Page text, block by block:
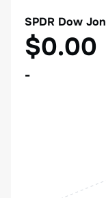
SPDR Dow
$0.00
-